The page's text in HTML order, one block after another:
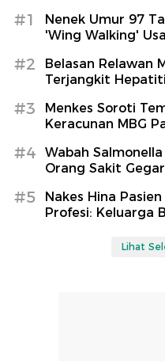
#1
Nenek Umur 97
'Wing Walking'
#2
Belasan Relawan
Terjangkit
#3
Menkes Soroti
Keracunan MBG
#4
Wabah
Orang Sakit
#5
Nakes Hina
Profesi: Keluarga
Lihat